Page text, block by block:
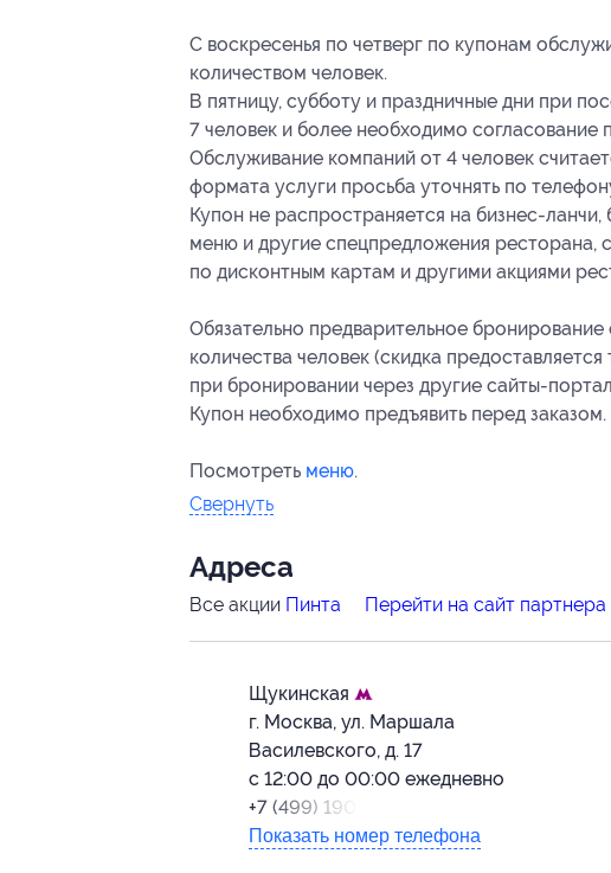
С воскресенья по четверг по купонам
количеством человек.
В пятницу, субботу и праздничные дни при
7 человек и более необходимо согласование
Обслуживание компаний от 4 человек
формата услуги просьба уточнять по
Купон не распространяется на бизнес-
меню и другие спецпредложения ресторана,
по дисконтным картам и другими акциями
Обязательно предварительное
количества человек (скидка
при бронировании через другие сайты-
Купон необходимо предъявить перед заказом.
Посмотреть меню.
Свернуть
Адресa
Все акции Пинта Перейти на сайт партнера
Щукинская
г. Москва, ул. Маршала
Василевского, д. 17
с 12:00 до 00:00 ежедневно
+7 (499) 190-46-55
Показать номер телефона